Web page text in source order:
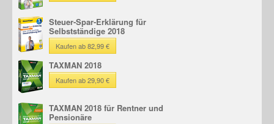
Steuer-Spar-Erklärung für
Selbstständige 2018
Kaufen ab 82,99 €
TAXMAN 2018
Kaufen ab 29,90 €
TAXMAN 2018 für Rentner und
Pensionäre